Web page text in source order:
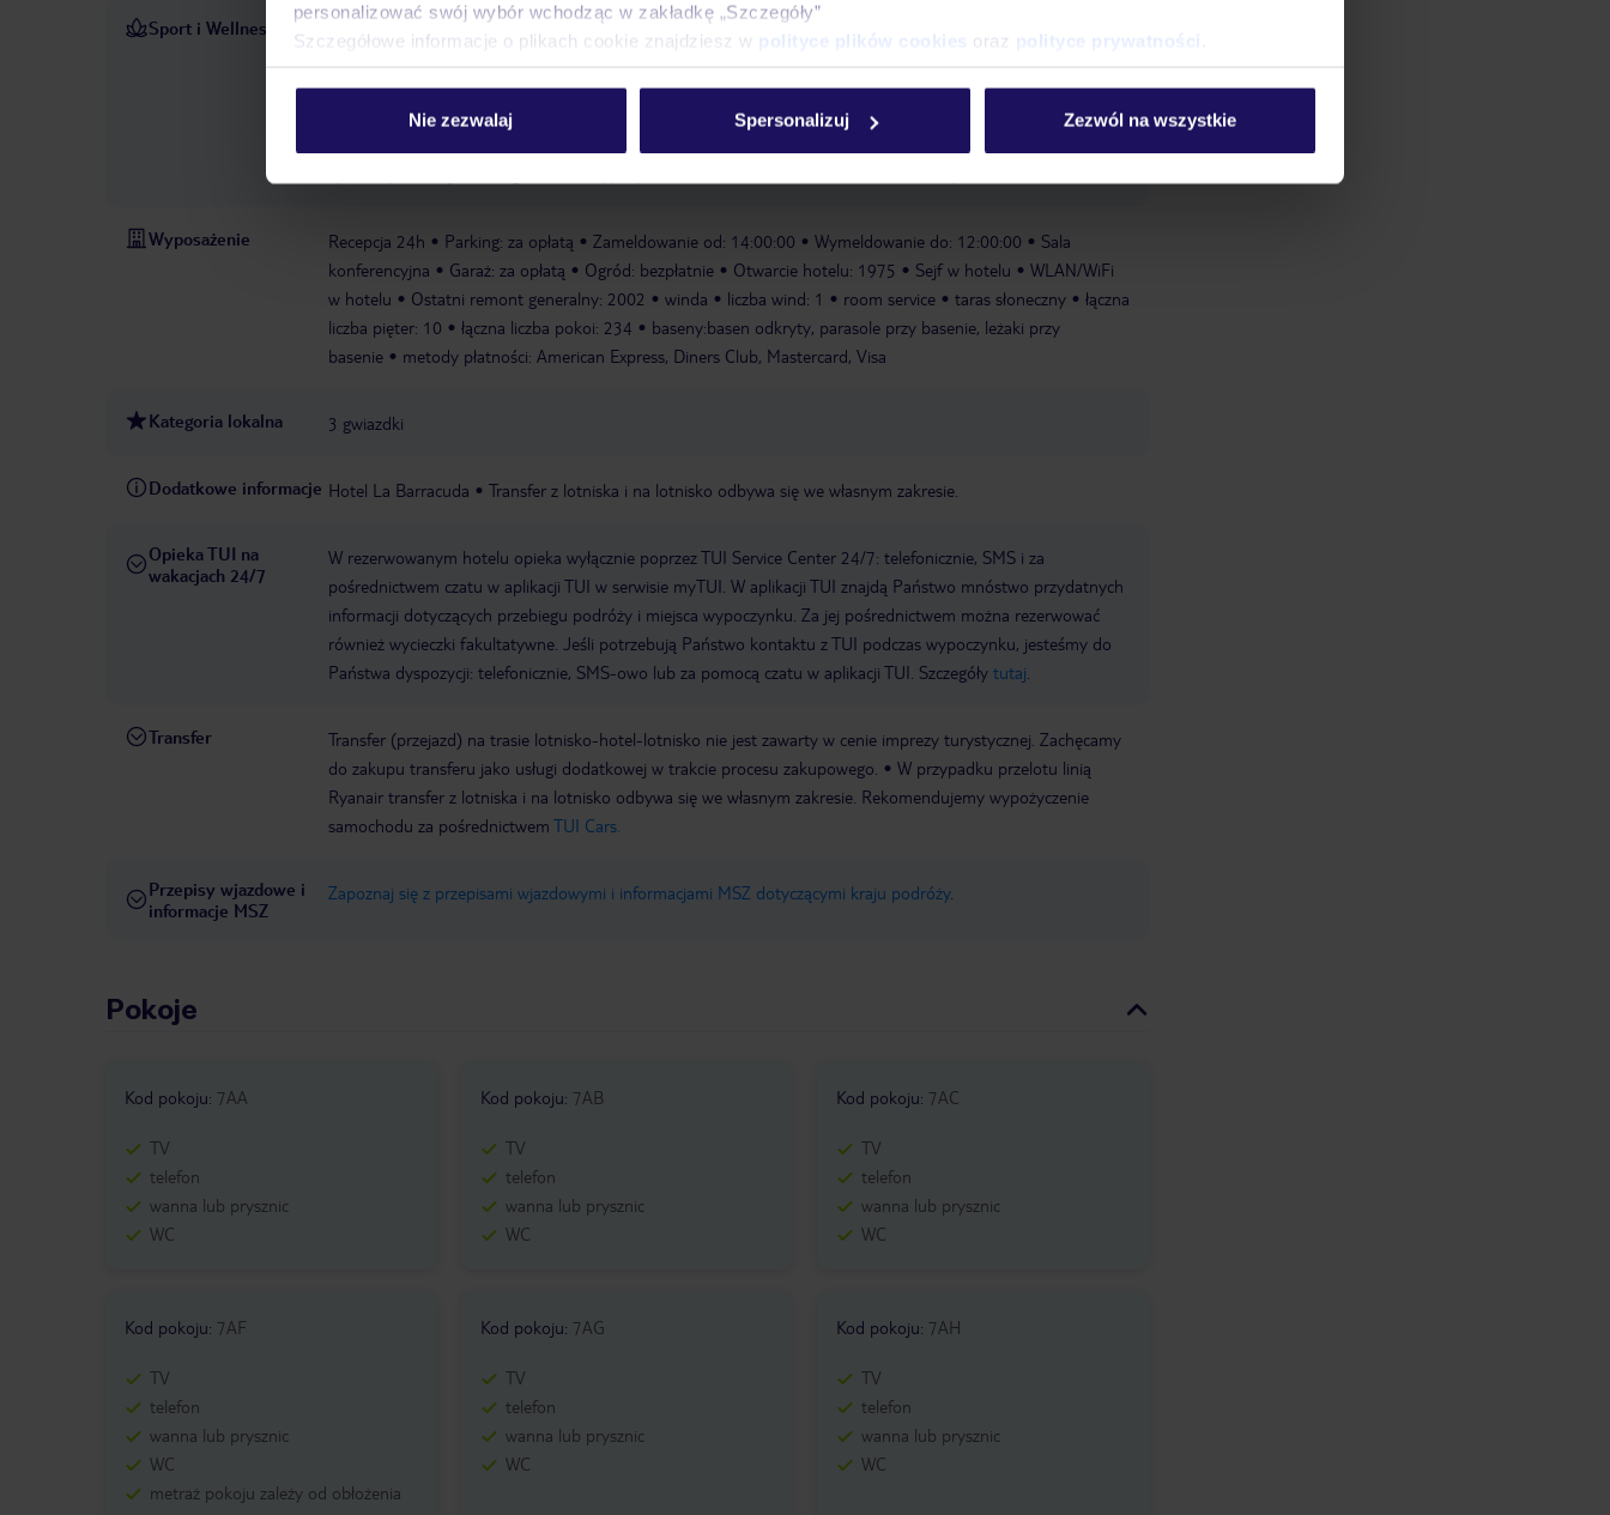
personalizować swój wybór wchodząc w zakładkę „Szczegóły”
Szczegółowe informacje o plikach cookie znajdziesz w polityce plików cookies oraz polityce prywatności
Nie zezwalaj Spersonalizuj Zezwól na wszystkie
Sport i Wellness
Obszar odkrytego basenu gwarantuje orzeźwienie. Goście mogą zrelaksować się na tarasie słonecznym z
sportów na świeżym powietrzu, w tym kolarstwo/kolarstwo górskie, tenis, boccia i golf. Siłownia, tenis stołowy
i bilard stanowią część hotelowego programu sportowo-rekreacyjnego. W centrum odnowy biologicznej
Wyposażenie Recepcja 24h Parking: za opłatą Zameldowanie od: 14:00:00 Wymeldowanie do: 12:00:00
Sala
konferencyjna
Garaż: za opłatą Ogród: bezpłatnie Otwarcie hotelu: 1975 Sejf w hotelu
WLAN/WiFi
w hotelu
Ostatni remont generalny: 2002 winda liczba wind: 1 room service taras słoneczny
łączna
liczba pięter: 10
łączna liczba pokoi: 234
baseny:basen odkryty, parasole przy basenie, leżaki przy
basenie
metody płatności: American Express, Diners Club, Mastercard, Visa
Kategoria lokalna 3 gwiazdki
Dodatkowe informacje Hotel La Barracuda Transfer z lotniska i na lotnisko odbywa się we własnym zakresie.
Opieka TUI na
wakacjach 24/7
W rezerwowanym hotelu opieka wyłącznie poprzez TUI Service Center 24/7: telefonicznie, SMS i za
pośrednictwem czatu w aplikacji TUI w serwisie myTUI. W aplikacji TUI znajdą Państwo mnóstwo przydatnych
informacji dotyczących przebiegu podróży i miejsca wypoczynku. Za jej pośrednictwem można rezerwować
również wycieczki fakultatywne. Jeśli potrzebują Państwo kontaktu z TUI podczas wypoczynku, jesteśmy do
Państwa dyspozycji: telefonicznie, SMS-owo lub za pomocą czatu w aplikacji TUI. Szczegóły tutaj
Transfer
Transfer (przejazd) na trasie lotnisko-hotel-lotnisko nie jest zawarty w cenie imprezy turystycznej. Zachęcamy
do zakupu transferu jako usługi dodatkowej w trakcie procesu zakupowego.
W przypadku przelotu linią
Ryanair transfer z lotniska i na lotnisko odbywa się we własnym zakresie. Rekomendujemy wypożyczenie
samochodu za pośrednictwem TUI Cars.
Przepisy wjazdowe i
informacje MSZ
Zapoznaj się z przepisami wjazdowymi i informacjami MSZ dotyczącymi kraju podróży.
Pokoje
Kod pokoju: 7AA
TV
telefon
wanna lub prysznic
WC
Kod pokoju: 7AB
TV
telefon
wanna lub prysznic
WC
Kod pokoju: 7AC
TV
telefon
wanna lub prysznic
WC
Kod pokoju: 7AF
TV
telefon
wanna lub prysznic
WC
metraż pokoju zależy od obłożenia
Kod pokoju: 7AG
TV
telefon
wanna lub prysznic
WC
Kod pokoju: 7AH
TV
telefon
wanna lub prysznic
WC